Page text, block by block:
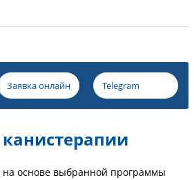
Заявка онлайн Telegram
на основе выбранной программы